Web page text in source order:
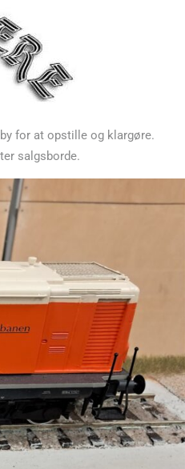
for at opstille og klargøre.
salgsborde.